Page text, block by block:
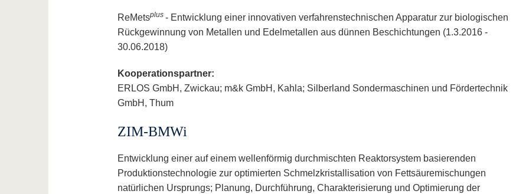
ReMetsplus - Entwicklung einer innovativen verfahrenstechnischen Apparatur zur biologischen
Rückgewinnung von Metallen und Edelmetallen aus dünnen Beschichtungen (1.3.2016 -
30.06.2018)
Kooperationspartner:
ERLOS GmbH, Zwickau; m&k GmbH, Kahla; Silberland Sondermaschinen und Fördertechnik
GmbH, Thum
ZIM-BMWi
Entwicklung einer auf einem wellenförmig durchmischten Reaktorsystem basierenden
Produktionstechnologie zur optimierten Schmelzkristallisation von Fettsäuremischungen
natürlichen Ursprungs; Planung, Durchführung, Charakterisierung und Optimierung der